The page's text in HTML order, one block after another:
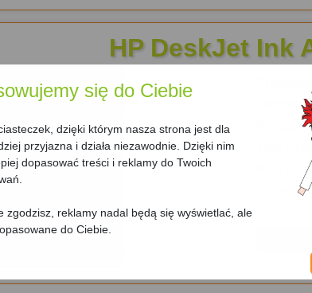
się do Ciebie
dzięki którym nasza strona jest dla
przyjazna i działa niezawodnie. Dzięki nim
dopasować treści i reklamy do Twoich
zgodzisz, reklamy nadal będą się wyświetlać, ale
do Ciebie.
HP DeskJet Ink
Rodzaj:
Kod